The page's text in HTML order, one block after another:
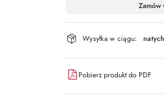
i
dostawa
Zamów
Wysyłka w ciągu:
Pobierz produkt do PDF